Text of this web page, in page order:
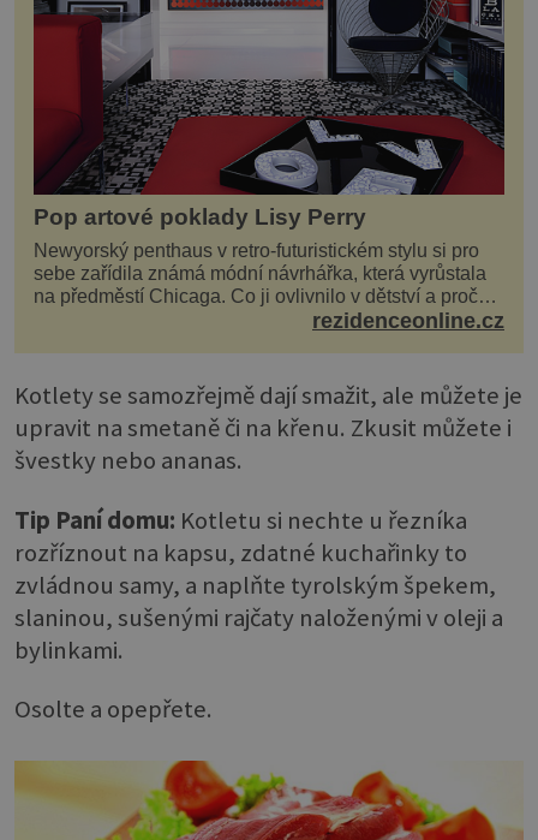
Pop artové poklady Lisy Perry
Newyorský penthaus v retro-futuristickém stylu si pro
sebe zařídila známá módní návrhářka, která vyrůstala
na předměstí Chicaga. Co ji ovlivnilo v dětství a proč
vypadá její domov právě takto? Interié...rezidenceonline.cz
Kotlety se samozřejmě dají smažit, ale můžete je
upravit na smetaně či na křenu. Zkusit můžete i
švestky nebo ananas.
Tip Paní domu: Kotletu si nechte u řezníka
rozříznout na kapsu, zdatné kuchařinky to
zvládnou samy, a naplňte tyrolským špekem,
slaninou, sušenými rajčaty naloženými v oleji a
bylinkami.
Osolte a opepřete.